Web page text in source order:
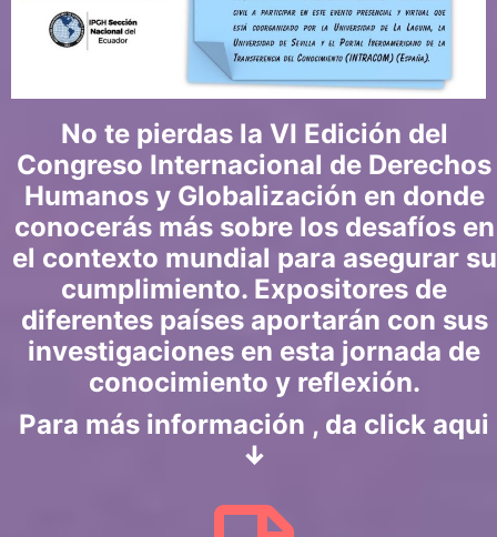
No te pierdas la VI Edición del
Congreso Internacional de Derechos
Humanos y Globalización en donde
conocerás más sobre los desafíos en
el contexto mundial para asegurar su
cumplimiento. Expositores de
diferentes países aportarán con sus
investigaciones en esta jornada de
conocimiento y reflexión.
Para más información , da click aqui
↓